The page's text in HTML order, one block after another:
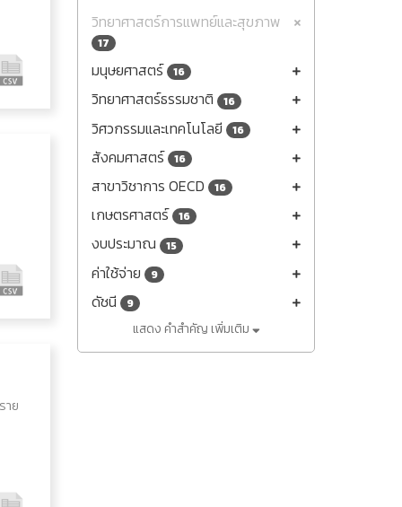
วิทยาศาสตร์การแพทย์และสุขภาพ
17
มนุษยศาสตร์ 16
วิทยาศาสตร์ธรรมชาติ 16
วิศวกรรมและเทคโนโลยี 16
สังคมศาสตร์ 16
สาขาวิชาการ OECD 16
เกษตรศาสตร์ 16
งบประมาณ 15
ค่าใช้จ่าย 9
ดัชนี 9
แสดง คำสำคัญ เพิ่มเติม
าย